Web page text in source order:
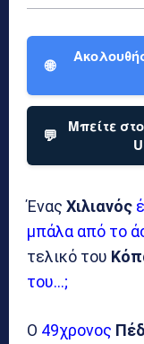
🌐
💬
Μπείτε
Ένας Χιλιανός
μπάλα από το
τελικό του
του…;
Ο 49χρονος